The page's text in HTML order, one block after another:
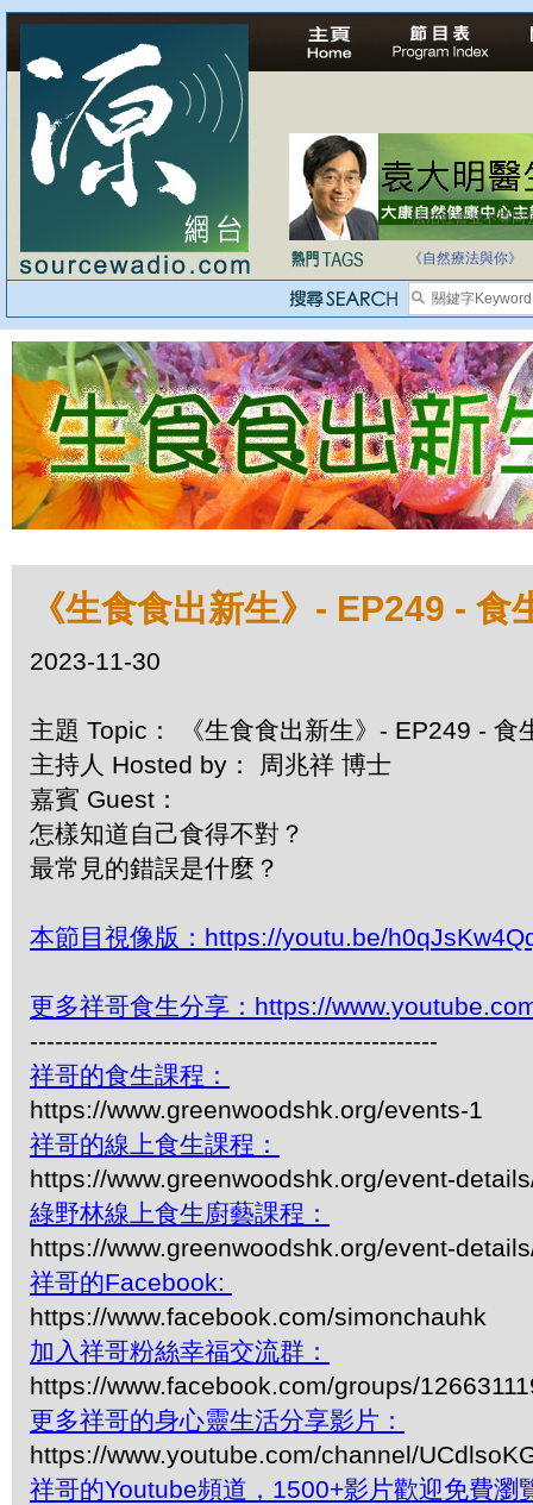
法治社會並不等同
自家教育合法化-
《自然療法與你》
《生食食出新生》- EP249 - 食
2023-11-30
主題 Topic： 《生食食出新生》- EP249 - 食
主持人 Hosted by： 周兆祥 博士
嘉賓 Guest：
怎樣知道自己食得不對？
最常見的錯誤是什麼？
本節目視像版：https://youtu.be/
更多祥哥食生分享：https://
-------------------------------------------------
祥哥的食生課程：
https://www.greenwoodshk.org/events-1
祥哥的線上食生課程：
https://www.greenwoodshk.org/event-
綠野林線上食生廚藝課程：
https://www.greenwoodshk.org/event-
祥哥的Facebook:
https://www.facebook.com/simonchauhk
加入祥哥粉絲幸福交流群：
https://www.facebook.com/groups/
更多祥哥的身心靈生活分享影片：
https://www.youtube.com/channel/
祥哥的Youtube頻道，1500+影片歡迎免費瀏